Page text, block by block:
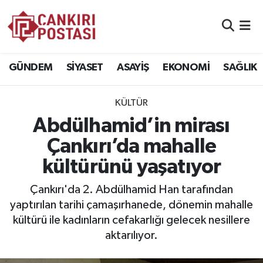
GÜNDEM SİYASET ASAYİŞ EKONOMİ SAĞLIK
KÜLTÜR
Abdülhamid’in mirası
Çankırı’da mahalle
kültürünü yaşatıyor
Çankırı'da 2. Abdülhamid Han tarafından
yaptırılan tarihi çamaşırhanede, dönemin mahalle
kültürü ile kadınların cefakarlığı gelecek nesillere
aktarılıyor.
EKONOMİ
SAĞLIK
SPOR
EĞİTİM
Trafik Durumu
Süper Lig Puan Durumu ve Fikstür
Tüm Manşetler
Son Dakika Haberleri